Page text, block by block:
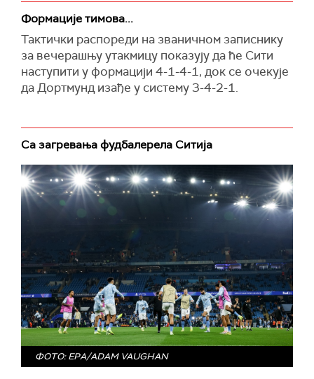
Формације тимова...
Тактички распореди на званичном записнику
за вечерашњу утакмицу показују да ће Сити
наступити у формацији 4-1-4-1, док се очекује
да Дортмунд изађе у систему 3-4-2-1.
Са загревања фудбалерела Ситија
ФОТО: EPA/ADAM VAUGHAN